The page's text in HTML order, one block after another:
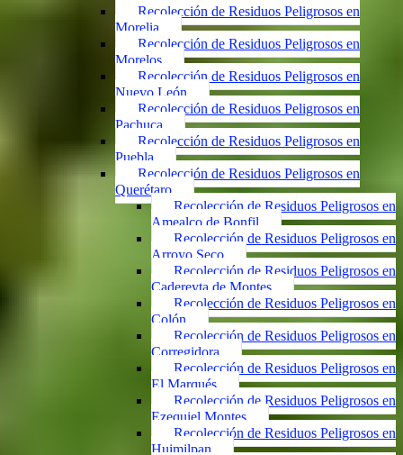
Recolección de Residuos Peligrosos en
Morelia
Recolección de Residuos Peligrosos en
Morelos
Recolección de Residuos Peligrosos en
Nuevo León
Recolección de Residuos Peligrosos en
Pachuca
Recolección de Residuos Peligrosos en
Puebla
Recolección de Residuos Peligrosos en
Querétaro
Recolección de Residuos Peligrosos en
Amealco de Bonfil
Recolección de Residuos Peligrosos en
Arroyo Seco
Recolección de Residuos Peligrosos en
Cadereyta de Montes
Recolección de Residuos Peligrosos en
Colón
Recolección de Residuos Peligrosos en
Corregidora
Recolección de Residuos Peligrosos en
El Marqués
Recolección de Residuos Peligrosos en
Ezequiel Montes
Recolección de Residuos Peligrosos en
Huimilpan